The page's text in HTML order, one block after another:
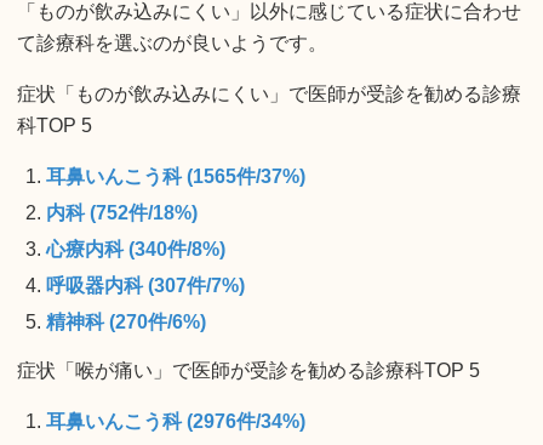
「ものが飲み込みにくい」以外に感じている症状に合わせ
て診療科を選ぶのが良いようです。
症状「ものが飲み込みにくい」で医師が受診を勧める診療
科TOP 5
耳鼻いんこう科 (1565件/37%)
内科 (752件/18%)
心療内科 (340件/8%)
呼吸器内科 (307件/7%)
精神科 (270件/6%)
症状「喉が痛い」で医師が受診を勧める診療科TOP 5
耳鼻いんこう科 (2976件/34%)